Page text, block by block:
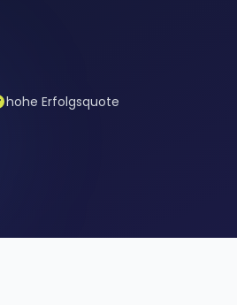
hohe Erfolgsquote